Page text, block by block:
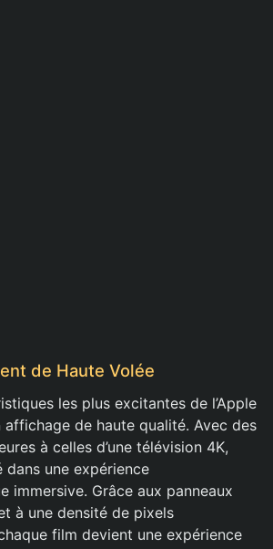
de Haute Volée
les plus excitantes de l’Apple
de haute qualité. Avec des
à celles d’une télévision 4K,
une expérience
immersive. Grâce aux panneaux
à une densité de pixels
film devient une expérience